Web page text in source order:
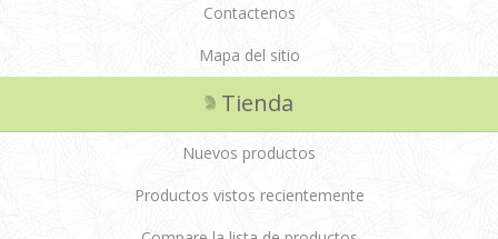
Contactenos
Mapa del sitio
Tienda
Nuevos productos
Productos vistos recientemente